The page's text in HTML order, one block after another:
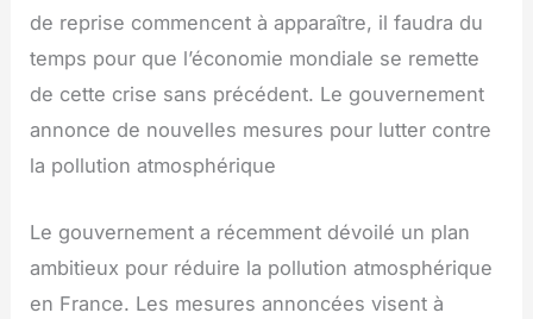
de reprise commencent à apparaître, il faudra du
temps pour que l’économie mondiale se remette
de cette crise sans précédent. Le gouvernement
annonce de nouvelles mesures pour lutter contre
la pollution atmosphérique
Le gouvernement a récemment dévoilé un plan
ambitieux pour réduire la pollution atmosphérique
en France. Les mesures annoncées visent à